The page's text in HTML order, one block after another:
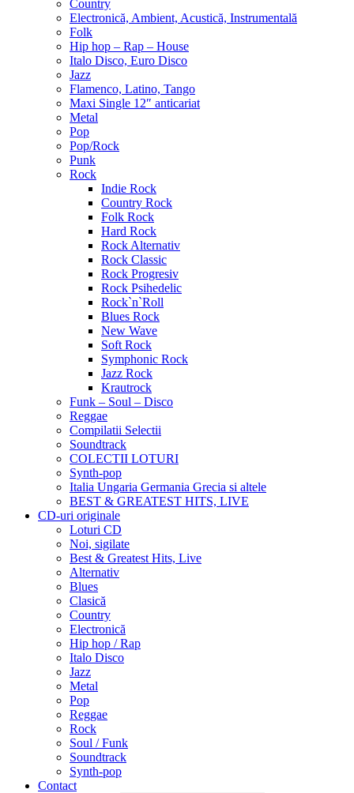
Country
Electronică, Ambient, Acustică, Instrumentală
Folk
Hip hop – Rap – House
Italo Disco, Euro Disco
Jazz
Flamenco, Latino, Tango
Maxi Single 12″ anticariat
Metal
Pop
Pop/Rock
Punk
Rock
Indie Rock
Country Rock
Folk Rock
Hard Rock
Rock Alternativ
Rock Classic
Rock Progresiv
Rock Psihedelic
Rock`n`Roll
Blues Rock
New Wave
Soft Rock
Symphonic Rock
Jazz Rock
Krautrock
Funk – Soul – Disco
Reggae
Compilatii Selectii
Soundtrack
COLECTII LOTURI
Synth-pop
Italia Ungaria Germania Grecia si altele
BEST & GREATEST HITS, LIVE
CD-uri originale
Loturi CD
Noi, sigilate
Best & Greatest Hits, Live
Alternativ
Blues
Clasică
Country
Electronică
Hip hop / Rap
Italo Disco
Jazz
Metal
Pop
Reggae
Rock
Soul / Funk
Soundtrack
Synth-pop
Contact